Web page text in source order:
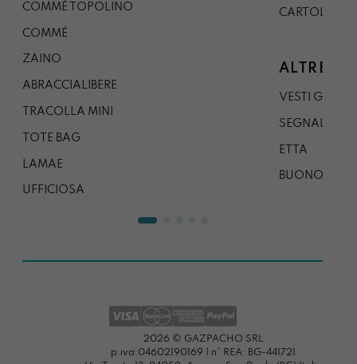
COMMÉ TOPOLINO
COMMÉ
ZAINO
ABRACCIALIBERE
TRACOLLA MINI
TOTE BAG
LAMAE
UFFICIOSA
CARTOLINA
ALTRE
VESTI
SEGNALIBRO
ETTA
BUONO
2026 © GAZPACHO SRL
p.iva:04602190169 | n° REA: BG-441721